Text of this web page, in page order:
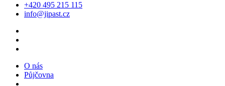
+420 495 215 115
info@jipast.cz
O nás
Půjčovna